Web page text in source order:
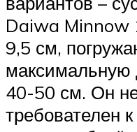
Daiwa Minnow
9,5 см,
максимальную
40-50 см. Он
требователен